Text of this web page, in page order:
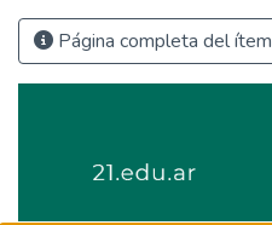
Página completa del ítem